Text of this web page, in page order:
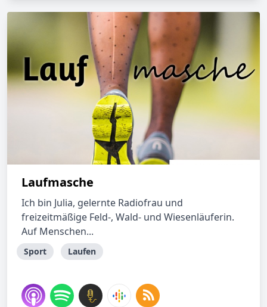
Laufmasche
Ich bin Julia, gelernte Radiofrau und
freizeitmäßige Feld-, Wald- und Wiesenläuferin.
Auf Menschen...
Sport Laufen